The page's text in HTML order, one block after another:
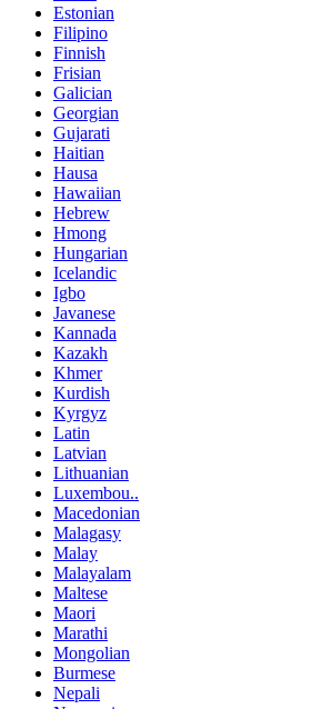
Estonian
Filipino
Finnish
Frisian
Galician
Georgian
Gujarati
Haitian
Hausa
Hawaiian
Hebrew
Hmong
Hungarian
Icelandic
Igbo
Javanese
Kannada
Kazakh
Khmer
Kurdish
Kyrgyz
Latin
Latvian
Lithuanian
Luxembou..
Macedonian
Malagasy
Malay
Malayalam
Maltese
Maori
Marathi
Mongolian
Burmese
Nepali